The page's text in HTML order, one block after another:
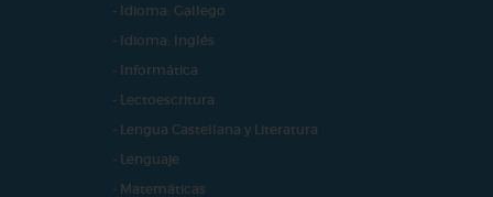
- Idioma: Gallego
- Idioma: Inglés
- Informática
- Lectoescritura
- Lengua Castellana y Literatura
- Lenguaje
- Matemáticas